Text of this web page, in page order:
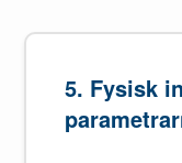
5. Fysisk